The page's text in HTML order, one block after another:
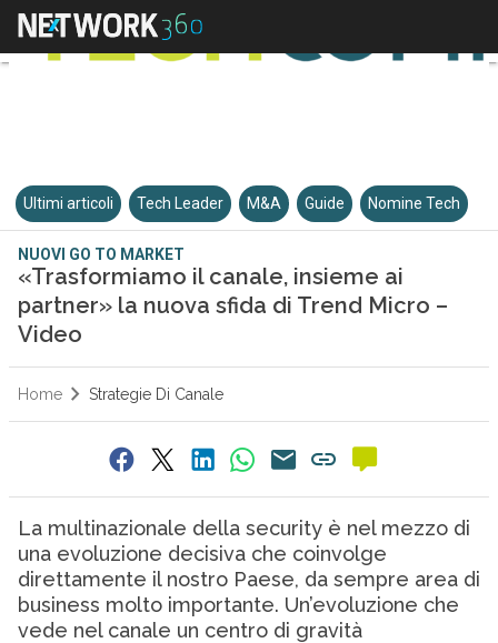
Ultimi articoli Tech Leader M&A Guide Nomine Tech
NUOVI GO TO MARKET
«Trasformiamo il canale, insieme ai
partner» la nuova sfida di Trend Micro –
Video
Home Strategie Di Canale
La multinazionale della security è nel mezzo di
una evoluzione decisiva che coinvolge
direttamente il nostro Paese, da sempre area di
business molto importante. Un’evoluzione che
vede nel canale un centro di gravità